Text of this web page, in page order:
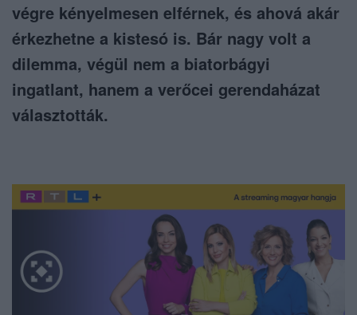
végre kényelmesen elférnek, és ahová akár
érkezhetne a kistesó is. Bár nagy volt a
dilemma, végül nem a biatorbágyi
ingatlant, hanem a verőcei gerendaházat
választották.